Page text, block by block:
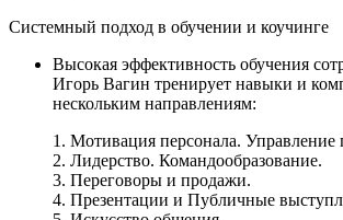
Системный подход в обучении и коучинге
Высокая эффективность обучения
Игорь Вагин тренирует навыки и
нескольким направлениям:
1. Мотивация персонала. Управление
2. Лидерство. Командообразование.
3. Переговоры и продажи.
4. Презентации и Публичные